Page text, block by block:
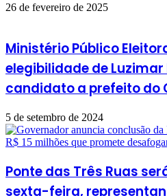
26 de fevereiro de 2025
Ministério Público
elegibilidade de
candidato a prefeito do
5 de setembro de 2024
Ponte das Três Ruas
sexta-feira,